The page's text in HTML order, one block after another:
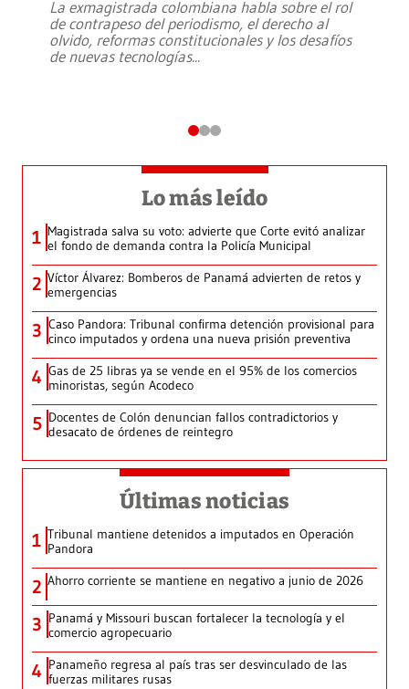
La exmagistrada colombiana habla sobre el rol
de contrapeso del periodismo, el derecho al
olvido, reformas constitucionales y los desafíos
de nuevas tecnologías...
Lo más leído
1 Magistrada salva su voto: advierte que Corte evitó analizar
el fondo de demanda contra la Policía Municipal
2 Víctor Álvarez: Bomberos de Panamá advierten de retos y
emergencias
3 Caso Pandora: Tribunal confirma detención provisional para
cinco imputados y ordena una nueva prisión preventiva
4 Gas de 25 libras ya se vende en el 95% de los comercios
minoristas, según Acodeco
5 Docentes de Colón denuncian fallos contradictorios y
desacato de órdenes de reintegro
Últimas noticias
1 Tribunal mantiene detenidos a imputados en Operación
Pandora
2 Ahorro corriente se mantiene en negativo a junio de 2026
3 Panamá y Missouri buscan fortalecer la tecnología y el
comercio agropecuario
4 Panameño regresa al país tras ser desvinculado de las
fuerzas militares rusas